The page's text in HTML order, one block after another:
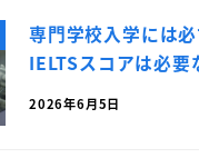
専門学校入学には
IELTSスコアは必要
2026年6月5日